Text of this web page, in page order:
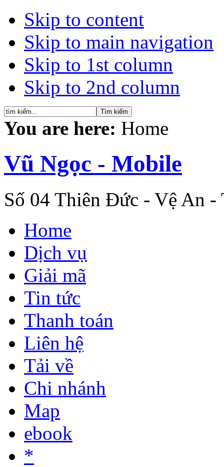
Skip to content
Skip to main navigation
Skip to 1st column
Skip to 2nd column
You are here: Home
Vũ Ngọc - Mobile
Số 04 Thiên Đức - Vệ An
Home
Dịch vụ
Giải mã
Tin tức
Thanh toán
Liên hệ
Tải về
Chi nhánh
Map
ebook
*